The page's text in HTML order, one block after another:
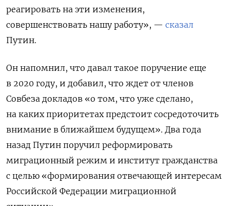
реагировать на эти изменения,
совершенствовать нашу работу», — сказал
Путин.
Он напомнил, что давал такое поручение еще
в 2020 году, и добавил, что ждет от членов
Совбеза докладов «о том, что уже сделано,
на каких приоритетах предстоит сосредоточить
внимание в ближайшем будущем». Два года
назад Путин поручил реформировать
миграционный режим и институт гражданства
с целью «формирования отвечающей интересам
Российской Федерации миграционной